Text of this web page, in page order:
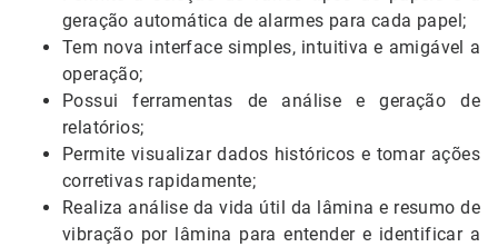
geração automática de alarmes para cada papel;
Tem nova interface simples, intuitiva e amigável a
operação;
Possui ferramentas de análise e geração de
relatórios;
Permite visualizar dados históricos e tomar ações
corretivas rapidamente;
Realiza análise da vida útil da lâmina e resumo de
vibração por lâmina para entender e identificar a